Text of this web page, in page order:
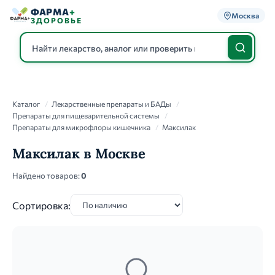
ФАРМА+
ЗДОРОВЬЕ
Москва
Каталог / Лекарственные препараты и БАДы
/
Препараты для пищеварительной системы
/
Препараты для микрофлоры кишечника
/ Максилак
Максилак в Москве
Найдено товаров:0
Сортировка: